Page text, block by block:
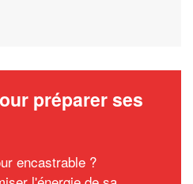
préparer ses
encastrable ?